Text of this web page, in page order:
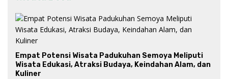
Empat Potensi Wisata Padukuhan Semoya Meliputi
Wisata Edukasi, Atraksi Budaya, Keindahan Alam, dan
Kuliner